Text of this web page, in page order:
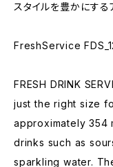
スタイルを豊かにする
FreshService
FRESH DRINK
just the right size
approximately
drinks such as
sparkling water.